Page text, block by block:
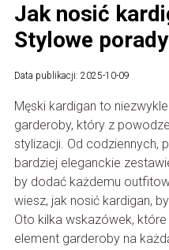
Jak nosić
Stylowe
Data publikacji: 2025-10-09
Męski kardigan to
garderoby, który z
stylizacji. Od codziennych,
bardziej eleganckie
by dodać każdemu
wiesz, jak nosić kardigan,
Oto kilka wskazówek,
element garderoby na